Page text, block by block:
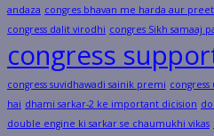
andaza congres bhavan me harda aur
congress dalit virodhi congres Sikh samaaj
congress
congress suvidhawadi sainik premi
hai dhami sarkar-2 ke important dicision
double engine ki sarkar se chaumukhi vikas